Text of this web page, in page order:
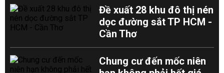
Đề xuất 28 khu đô thị nén
dọc đường sắt TP HCM -
Cần Thơ
Chung cư đến mốc niên